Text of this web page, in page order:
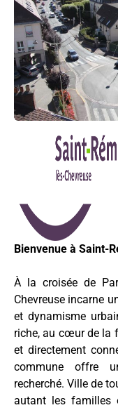
Bienvenue à Saint-
À la croisée de
Chevreuse incarne
et dynamisme
riche, au cœur de la
et directement
commune offre
recherché. Ville de
autant les familles